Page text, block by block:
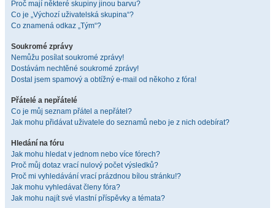
Proč mají některé skupiny jinou barvu?
Co je „Výchozí uživatelská skupina“?
Co znamená odkaz „Tým“?
Soukromé zprávy
Nemůžu posílat soukromé zprávy!
Dostávám nechtěné soukromé zprávy!
Dostal jsem spamový a obtížný e-mail od někoho z fóra!
Přátelé a nepřátelé
Co je můj seznam přátel a nepřátel?
Jak mohu přidávat uživatele do seznamů nebo je z nich odebírat?
Hledání na fóru
Jak mohu hledat v jednom nebo více fórech?
Proč můj dotaz vrací nulový počet výsledků?
Proč mi vyhledávání vrací prázdnou bílou stránku!?
Jak mohu vyhledávat členy fóra?
Jak mohu najít své vlastní příspěvky a témata?